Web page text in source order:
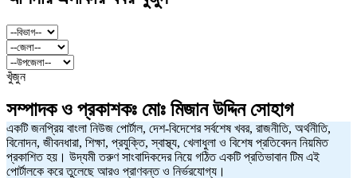
খুঁজুন
সম্পাদক ও প্রকাশকঃ মোঃ মিজান উদ্দিন সোহাগ
একটি জনপ্রিয় বাংলা নিউজ পোর্টাল, দেশ-বিদেশের সর্বশেষ খবর, রাজনীতি, অর্থনীতি,
বিনোদন, জীবনধারা, শিক্ষা, প্রযুক্তি, স্বাস্থ্য, খেলাধুলা ও বিশেষ প্রতিবেদন নিয়মিত
প্রকাশিত হয়। উদ্যমী তরুণ সাংবাদিকদের নিয়ে গঠিত একটি প্রতিভাবান টিম এই
পোর্টালকে করে তুলেছে আরও প্রাণবন্ত ও নির্ভরযোগ্য।